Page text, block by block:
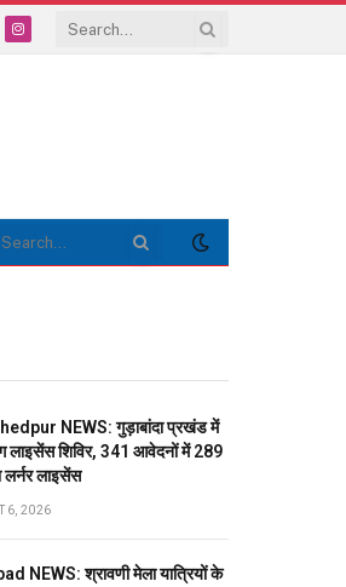
Instagram
NEWS: गुड़ाबांदा प्रखंड में
लाइसेंस शिविर, 341 आवेदनों में 289
लर्नर लाइसेंस
6, 2026
NEWS: श्रावणी मेला यात्रियों के